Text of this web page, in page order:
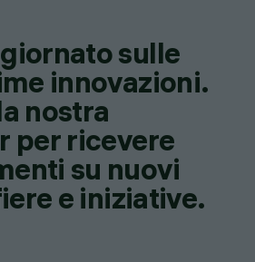
sulle
innovazioni.
nostra
per ricevere
su nuovi
e iniziative.